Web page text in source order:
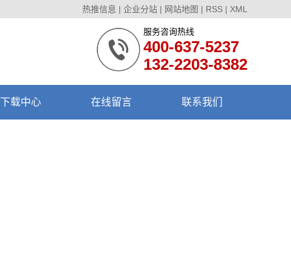
热推信息 | 企业分站 | 网站地图 | RSS | XML
服务咨询热线
400-637-5237
132-2203-8382
下载中心 在线留言 联系我们